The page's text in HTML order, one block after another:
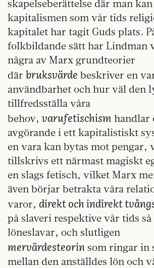
skapelseberättelse där man kan
kapitalismen som vår tids
kapitalet har tagit Guds plats.
folkbildande sätt har Lindman
några av Marx grundteorier
där bruksvärde beskriver en
användbarhet och hur väl den
tillfredsställa våra
behov, varufetischism handlar
avgörande i ett kapitalistiskt
en vara kan bytas mot pengar,
tillskrivs ett närmast magiskt
en slags fetisch, vilket Marx
även börjar betrakta våra
varor, direkt och indirekt
på slaveri respektive vår tids
löneslavar, och slutligen
mervärdesteorin som ringar in
mellan den anställdes lön och